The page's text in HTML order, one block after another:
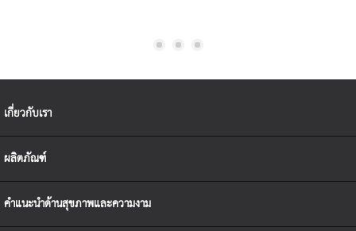
เกี่ยวกับเรา
ผลิตภัณฑ์
คำแนะนำด้านสุขภาพและความงาม